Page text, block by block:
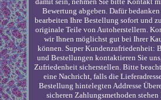
Bewertung abgeben. Dafür
bearbeiten Ihre Bestellung sofort und
originale Teile von Autoherstellern.
wir Ihnen möglichst gut bei Ihrer
können. Super Kundenzufriedenheit:
und Bestellungen kontaktieren Sie
Zufriedenheit sicherstellen. Bitte
eine Nachricht, falls die
Bestellung hintelegten Addresse
sicheren Zahlungsmethoden stehen